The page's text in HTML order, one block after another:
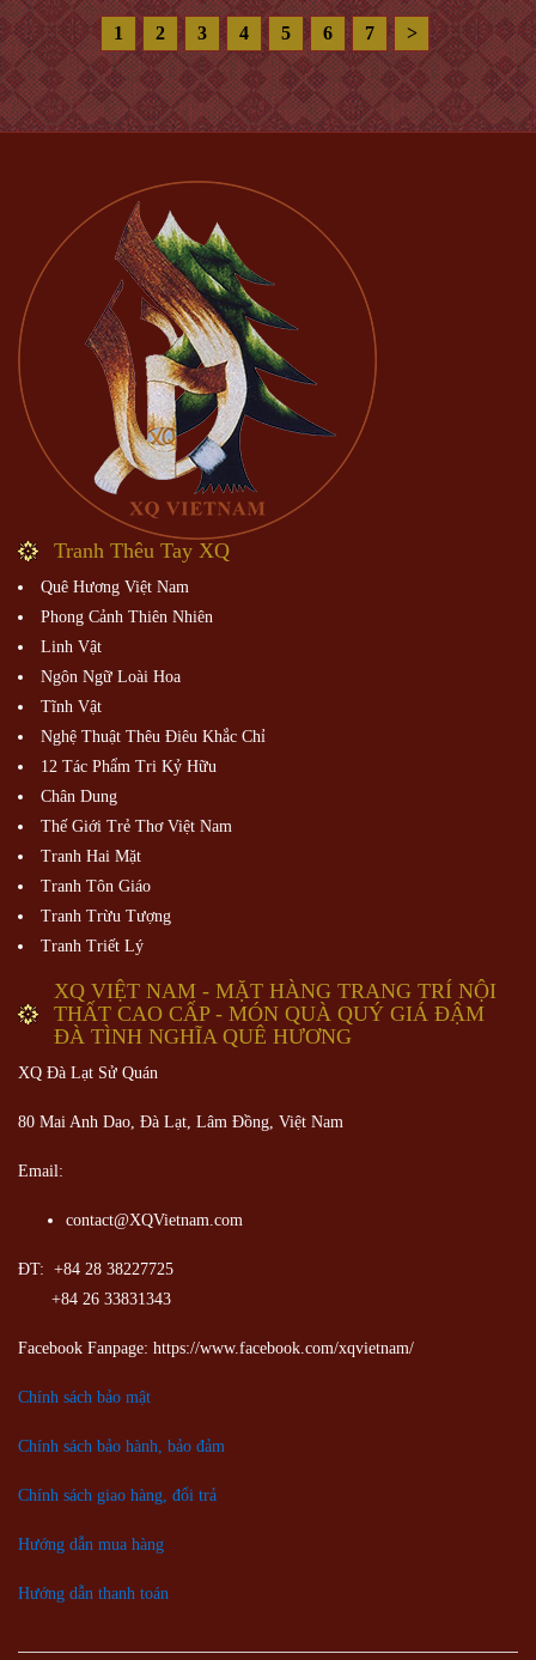
1 2 3 4 5 6 7 >
Tranh Thêu Tay XQ
Quê Hương Việt Nam
Phong Cảnh Thiên Nhiên
Linh Vật
Ngôn Ngữ Loài Hoa
Tĩnh Vật
Nghệ Thuật Thêu Điêu Khắc Chỉ
12 Tác Phẩm Tri Kỷ Hữu
Chân Dung
Thế Giới Trẻ Thơ Việt Nam
Tranh Hai Mặt
Tranh Tôn Giáo
Tranh Trừu Tượng
Tranh Triết Lý
XQ VIỆT NAM - MẶT HÀNG TRANG TRÍ NỘI
THẤT CAO CẤP - MÓN QUÀ QUÝ GIÁ ĐẬM
ĐÀ TÌNH NGHĨA QUÊ HƯƠNG
XQ Đà Lạt Sử Quán
80 Mai Anh Dao, Đà Lạt, Lâm Đồng, Việt Nam
Email:
contact@XQVietnam.com
ĐT: +84 28 38227725
+84 26 33831343
Facebook Fanpage: https://www.facebook.com/xqvietnam/
Chính sách bảo mật
Chính sách bảo hành, bảo đảm
Chính sách giao hàng, đổi trả
Hướng dẫn mua hàng
Hướng dẫn thanh toán